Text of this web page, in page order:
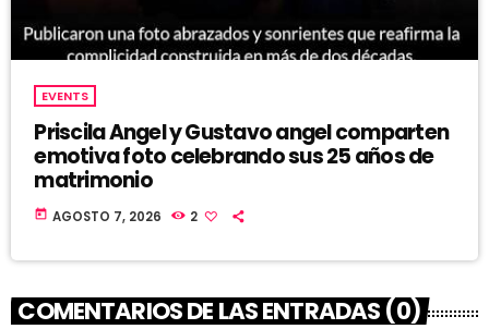
EVENTS
Priscila Angel y Gustavo angel comparten
emotiva foto celebrando sus 25 años de
matrimonio
today AGOSTO 7, 2026 2
COMENTARIOS DE LAS ENTRADAS (0)